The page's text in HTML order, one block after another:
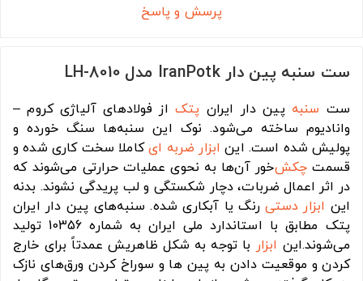
پرسش و پاسخ
ست سنبه پین دار IranPotk مدل LH-8010
ست سنبه پین دار ایران پتک از فولاد‌های آلیاژی کروم –
وانادیوم ساخته می‌شود. نوک این سنبه‌ها سنگ خورده و
پولیش شده است. این ابزار ضربه ایکاملا سخت کاری شده و
قسمت چکش‌خور آن‌ها به نحوی عملیات حرارتی می‌شوند که
در اثر اعمال ضربات، دچار شکستگی و لب پریدگی نشوند. بدنه
این ابزار دستیرنگ یا آبکاری شده. سنبه‌های پین دار ایران
پتک مطابق با استاندارد ملی ایران به شماره 10356 تولید
می‌شوند.این ابزار با توجه به شکل ظاهریش عمدتاً برای خارج
کردن و موقعیت دادن به پین ها و سوراخ کردن ورق‌های نازک